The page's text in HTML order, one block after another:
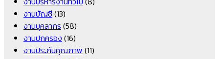
งานบัญชี(13)
งานบุคลากร (58)
งานปกครอง (16)
งานประกันคุณภาพ (11)